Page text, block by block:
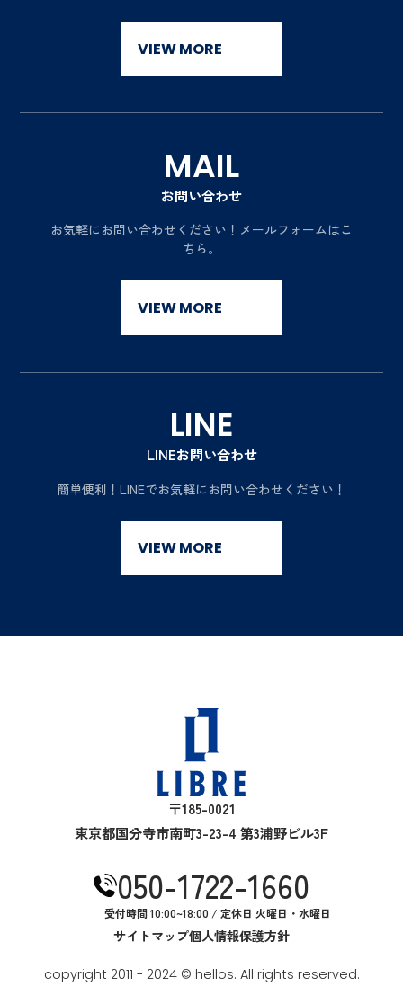
VIEW MORE
MAIL
お問い合わせ
お気軽にお問い合わせください！ メールフォームはこ
ちら。
VIEW MORE
LINE
LINEお問い合わせ
簡単便利！ LINEでお気軽にお問い合わせください！
VIEW MORE
〒185-0021
東京都国分寺市南町3-23-4 第3浦野ビル3F
050-1722-1660
受付時間 10:00~18:00 / 定休日 火曜日・水曜日
サイトマップ個人情報保護方針
copyright 2011 - 2024 © hellos. All rights reserved.